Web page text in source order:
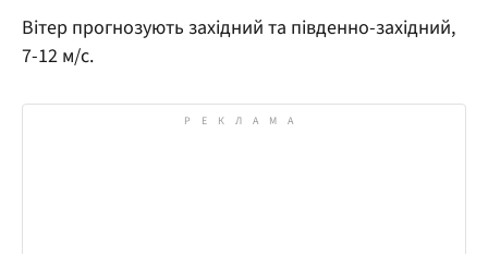
Вітер прогнозують західний та південно-західний,
7-12 м/с.